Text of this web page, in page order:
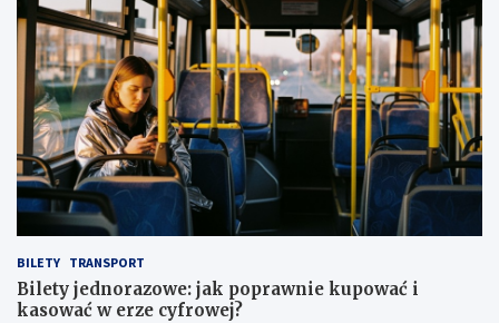
BILETY TRANSPORT
Bilety jednorazowe: jak poprawnie kupować i
kasować w erze cyfrowej?